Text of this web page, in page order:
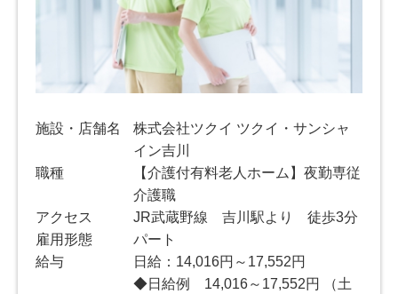
施設・店舗名
株式会社ツクイ ツクイ・サンシャ
イン吉川
職種
【介護付有料老人ホーム】夜勤専従
介護職
アクセス
JR武蔵野線 吉川駅より 徒歩3分
雇用形態
パート
給与
日給：14,016円～17,552円
◆日給例 14,016～17,552円 （土